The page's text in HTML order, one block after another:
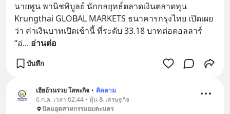
นายพูน พานิชพิบูลย์ นักกลยุทธ์ตลาดเงินตลาดทุน
Krungthai GLOBAL MARKETS ธนาคารกรุงไทย เปิดเผย
ว่า ค่าเงินบาทเปิดเช้านี้ ที่ระดับ 33.18 บาทต่อดอลลาร์
“อ่... อ่านต่อ
บันทึก
เฮียอ้วนรวย โลหะกิจ • ติดตาม
6 ก.ค. เวลา 02:44 • หุ้น & เศรษฐกิจ
นิคมอุตสาหกรรมอมตะนคร